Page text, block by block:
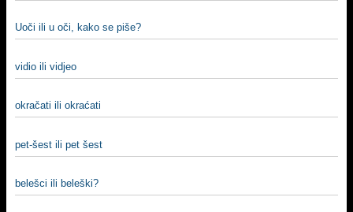
Uoči ili u oči, kako se piše?
vidio ili vidjeo
okračati ili okraćati
pet-šest ili pet šest
belešci ili beleški?